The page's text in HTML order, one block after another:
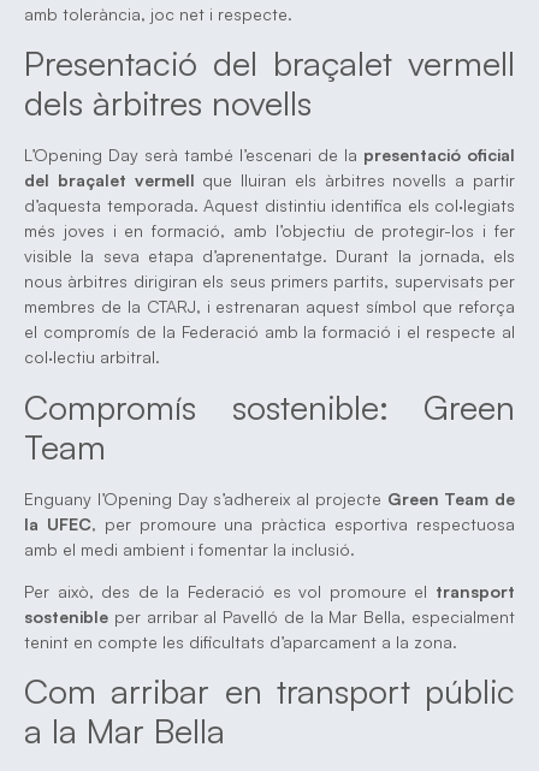
amb tolerància, joc net i respecte.
Presentació del braçalet vermell
dels àrbitres novells
L’Opening Day serà també l’escenari de la presentació oficial
del braçalet vermell que lluiran els àrbitres novells a partir
d’aquesta temporada. Aquest distintiu identifica els col·legiats
més joves i en formació, amb l’objectiu de protegir-los i fer
visible la seva etapa d’aprenentatge. Durant la jornada, els
nous àrbitres dirigiran els seus primers partits, supervisats per
membres de la CTARJ, i estrenaran aquest símbol que reforça
el compromís de la Federació amb la formació i el respecte al
col·lectiu arbitral.
Compromís sostenible: Green
Team
Enguany l’Opening Day s’adhereix al projecte Green Team de
la UFEC, per promoure una pràctica esportiva respectuosa
amb el medi ambient i fomentar la inclusió.
Per això, des de la Federació es vol promoure el transport
sostenible per arribar al Pavelló de la Mar Bella, especialment
tenint en compte les dificultats d’aparcament a la zona.
Com arribar en transport públic
a la Mar Bella